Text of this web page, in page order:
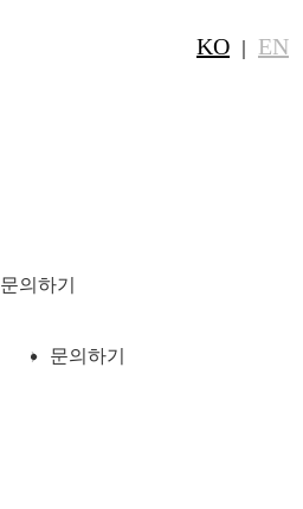
KO EN
문의하기
문의하기